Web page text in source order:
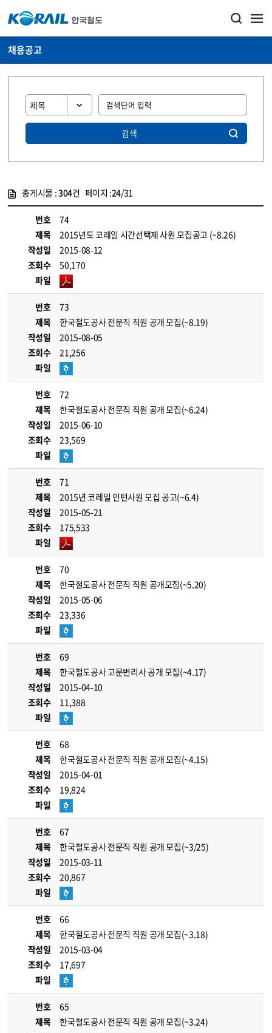
채용공고
검색
총게시물 :304건 페이지 :24/31
번호
74
제목
2015년도 코레일 시간선택제 사원 모집공고 (~8.26)
작성일
2015-08-12
조회수
50,170
파일
번호
73
제목
한국철도공사 전문직 직원 공개 모집(~8.19)
작성일
2015-08-05
조회수
21,256
파일
번호
72
제목
한국철도공사 전문직 직원 공개 모집(~6.24)
작성일
2015-06-10
조회수
23,569
파일
번호
71
제목
2015년 코레일 인턴사원 모집 공고(~6.4)
작성일
2015-05-21
조회수
175,533
파일
번호
70
제목
한국철도공사 전문직 직원 공개모집(~5.20)
작성일
2015-05-06
조회수
23,336
파일
번호
69
제목
한국철도공사 고문변리사 공개 모집(~4.17)
작성일
2015-04-10
조회수
11,388
파일
번호
68
제목
한국철도공사 전문직 직원 공개 모집(~4.15)
작성일
2015-04-01
조회수
19,824
파일
번호
67
제목
한국철도공사 전문직 직원 공개 모집(~3/25)
작성일
2015-03-11
조회수
20,867
파일
번호
66
제목
한국철도공사 전문직 직원 공개 모집(~3.18)
작성일
2015-03-04
조회수
17,697
파일
번호
65
제목
한국철도공사 전문직 직원 공개 모집(~3.24)